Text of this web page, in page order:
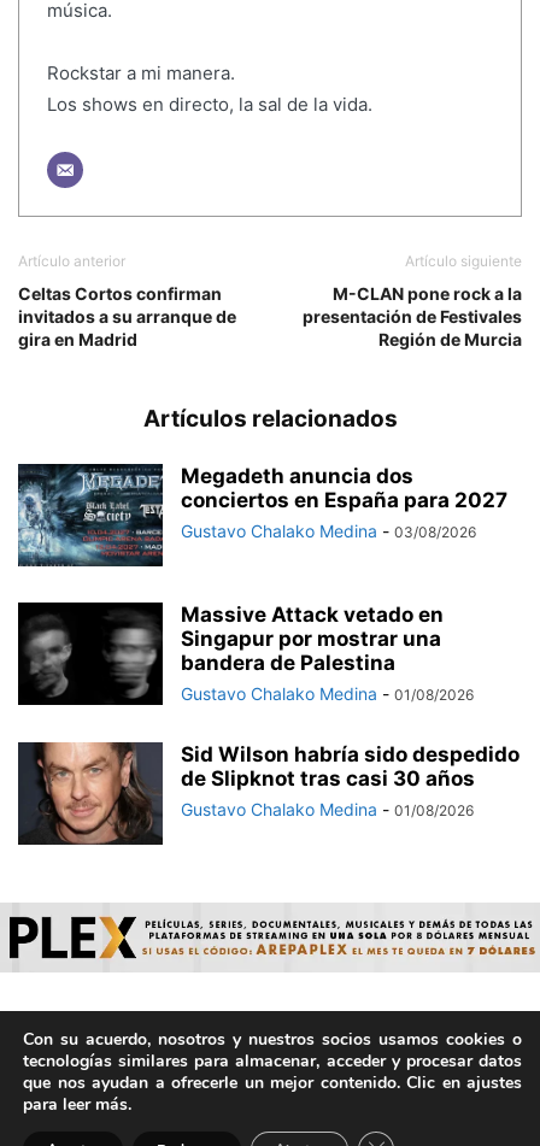
música.
Rockstar a mi manera.
Los shows en directo, la sal de la vida.
Artículo anterior
Celtas Cortos confirman
invitados a su arranque de
gira en Madrid
Artículo siguiente
M-CLAN pone rock a la
presentación de Festivales
Región de Murcia
Artículos relacionados
Megadeth anuncia dos
conciertos en España para 2027
Gustavo Chalako Medina - 03/08/2026
Massive Attack vetado en
Singapur por mostrar una
bandera de Palestina
Gustavo Chalako Medina - 01/08/2026
Sid Wilson habría sido despedido
de Slipknot tras casi 30 años
Gustavo Chalako Medina - 01/08/2026
© ArepaVolatil.Com 2021-2025 - Hecho por humanos, no por
IA. | Todos los derechos reservados.
Con su acuerdo, nosotros y nuestros socios usamos cookies o
tecnologías similares para almacenar, acceder y procesar datos
que nos ayudan a ofrecerle un mejor contenido. Clic en ajustes
para leer más.